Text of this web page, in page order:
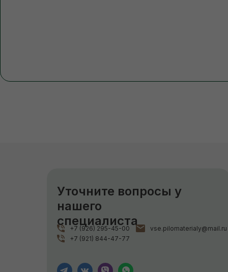
Уточните вопросы у
нашего
специалиста
vse.pilomaterialy@mail.ru
+7 (921) 844-47-77
+7 (926) 295-45-00